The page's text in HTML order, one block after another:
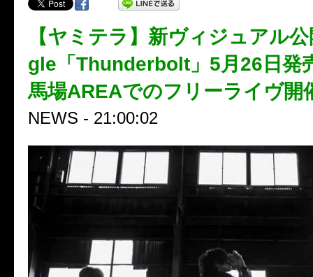
【ヤミテラ】新ヴィジュアル
gle「Thunderbolt」5月26日発
馬場AREAでのフリーライヴ開
NEWS - 21:00:02